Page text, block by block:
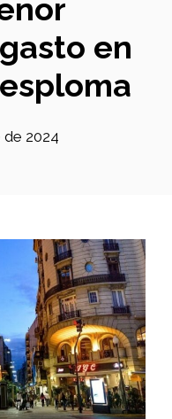
en
2024